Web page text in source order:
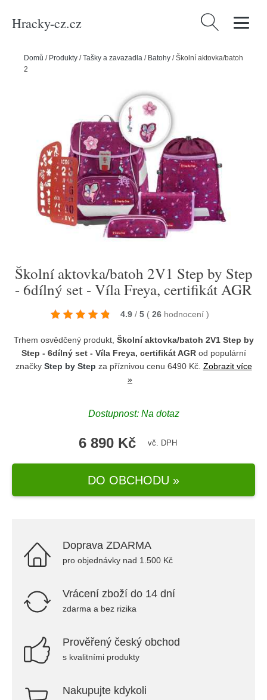
Hracky-cz.cz Vyhledávání
Domů / Produkty /Tašky a zavazadla / Batohy /Školní aktovka/batoh
2V1 Step by Step - 6dílný set - Víla Freya, certifikát AGR
Školní aktovka/batoh 2V1 Step by Step
- 6dílný set - Víla Freya, certifikát AGR
4.9 / 5 ( 26 hodnocení )
Trhem osvědčený produkt, Školní aktovka/batoh 2V1 Step by
Step - 6dílný set - Víla Freya, certifikát AGRod populární
značky Step by Step za příznivou cenu 6490 Kč. Zobrazit více
»
Dostupnost: Na dotaz
6 890 Kč vč. DPH
DO OBCHODU »
Doprava ZDARMA
pro objednávky nad 1.500 Kč
Vrácení zboží do 14 dní
zdarma a bez rizika
Prověřený český obchod
s kvalitními produkty
Nakupujte kdykoli